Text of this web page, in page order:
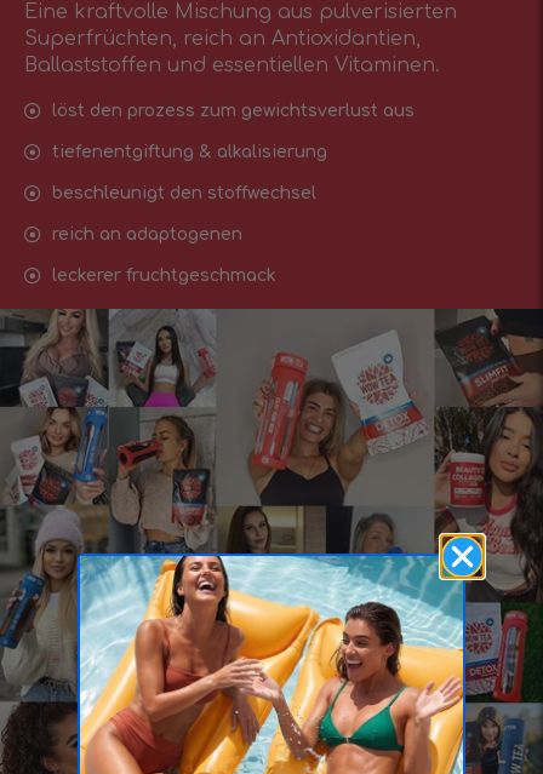
Eine kraftvolle Mischung aus pulverisierten
Superfrüchten, reich an Antioxidantien,
Ballaststoffen und essentiellen Vitaminen.
löst den prozess zum gewichtsverlust aus
tiefenentgiftung & alkalisierung
beschleunigt den stoffwechsel
reich an adaptogenen
leckerer fruchtgeschmack
3 000 000+
verkaufte Tees in ganz
Europa